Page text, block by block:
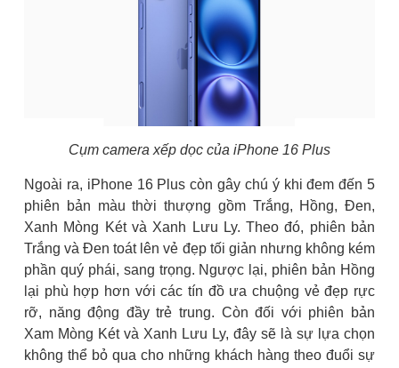
Cụm camera xếp dọc của iPhone 16 Plus
Ngoài ra, iPhone 16 Plus còn gây chú ý khi đem đến 5
phiên bản màu thời thượng gồm Trắng, Hồng, Đen,
Xanh Mòng Két và Xanh Lưu Ly. Theo đó, phiên bản
Trắng và Đen toát lên vẻ đẹp tối giản nhưng không kém
phần quý phái, sang trọng. Ngược lại, phiên bản Hồng
lại phù hợp hơn với các tín đồ ưa chuộng vẻ đẹp rực
rỡ, năng động đầy trẻ trung. Còn đối với phiên bản
Xam Mòng Két và Xanh Lưu Ly, đây sẽ là sự lựa chọn
không thể bỏ qua cho những khách hàng theo đuổi sự